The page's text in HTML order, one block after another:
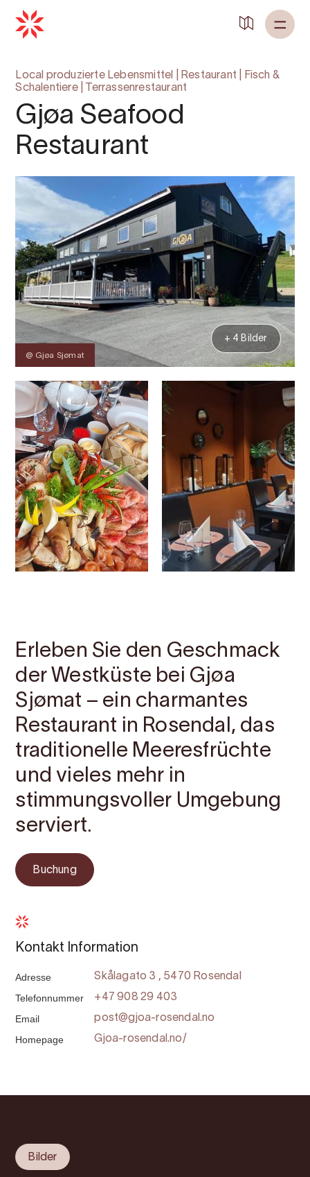
Local produzierte Lebensmittel Restaurant
Fisch &
Schalentiere| Terrassenrestaurant
Gjøa Seafood
Restaurant
@ Gjøa Sjømat
+ 4 Bilder
Erleben Sie den Geschmack
der Westküste bei Gjøa
Sjømat – ein charmantes
Restaurant in Rosendal, das
traditionelle Meeresfrüchte
und vieles mehr in
stimmungsvoller Umgebung
serviert.
Buchung
Kontakt Information
Adresse Skålagato 3 , 5470 Rosendal
Telefonnummer +47 908 29 403
Email post@gjoa-rosendal.no
Homepage Gjoa-rosendal.no/
Bilder